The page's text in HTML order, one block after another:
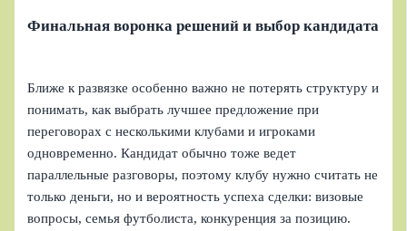
Финальная воронка решений и выбор кандидата
Ближе к развязке особенно важно не потерять структуру и
понимать, как выбрать лучшее предложение при
переговорах с несколькими клубами и игроками
одновременно. Кандидат обычно тоже ведет
параллельные разговоры, поэтому клубу нужно считать не
только деньги, но и вероятность успеха сделки: визовые
вопросы, семья футболиста, конкуренция за позицию.